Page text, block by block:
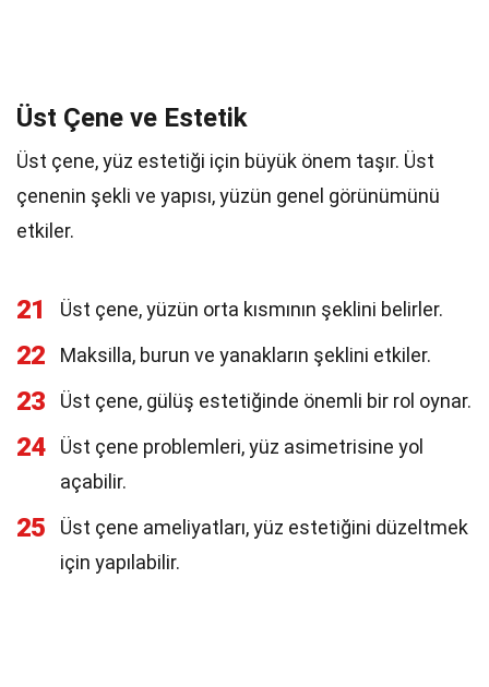
Üst Çene ve Estetik
Üst çene, yüz estetiği için büyük önem taşır. Üst
çenenin şekli ve yapısı, yüzün genel görünümünü
etkiler.
21 Üst çene, yüzün orta kısmının şeklini belirler.
22 Maksilla, burun ve yanakların şeklini etkiler.
23 Üst çene, gülüş estetiğinde önemli bir rol oynar.
24
Üst çene problemleri, yüz asimetrisine yol
açabilir.
25
Üst çene ameliyatları, yüz estetiğini düzeltmek
için yapılabilir.